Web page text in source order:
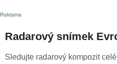
Radarový snímek
Sledujte radarový kompozit